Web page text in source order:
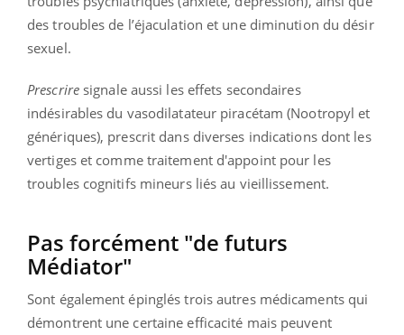
des troubles de l’éjaculation et une diminution du désir
sexuel.
Prescriresignale aussi les effets secondaires
indésirables du vasodilatateur piracétam (Nootropyl et
génériques), prescrit dans diverses indications dont les
vertiges et comme traitement d'appoint pour les
troubles cognitifs mineurs liés au vieillissement.
Pas forcément "de futurs
Médiator"
Sont également épinglés trois autres médicaments qui
démontrent une certaine efficacité mais peuvent